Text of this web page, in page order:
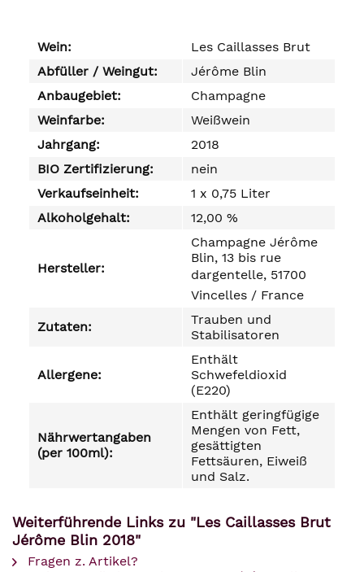
Wein:
Les Caillasses Brut
Abfüller / Weingut:
Jérôme Blin
Anbaugebiet:
Champagne
Weinfarbe:
Weißwein
Jahrgang:
2018
BIO Zertifizierung:
nein
Verkaufseinheit:
1 x 0,75 Liter
Alkoholgehalt:
12,00 %
Hersteller:
Champagne Jérôme
Blin, 13 bis rue
dargentelle, 51700
Vincelles / France
Zutaten:
Trauben und
Stabilisatoren
Allergene:
Enthält
Schwefeldioxid
(E220)
Nährwertangaben
(per 100ml):
Enthält geringfügige
Mengen von Fett,
gesättigten
Fettsäuren, Eiweiß
und Salz.
Weiterführende Links zu "Les Caillasses Brut
Jérôme Blin 2018"
Fragen z. Artikel?